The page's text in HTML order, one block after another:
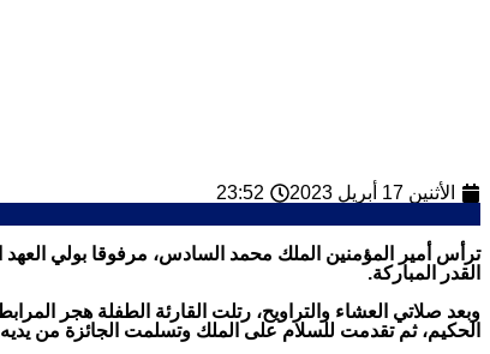
الأثنين 17 أبريل 2023 23:52
ترأس أمير المؤمنين الملك محمد السادس، مرفوقا بولي العهد
القدر المباركة.
الحكيم، ثم تقدمت للسلام على الملك وتسلمت الجائزة من